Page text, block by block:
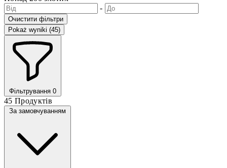
-
Очистити фільтри
Pokaż wyniki (45)
Фільтрування 0
45 Продуктів
За замовчуванням